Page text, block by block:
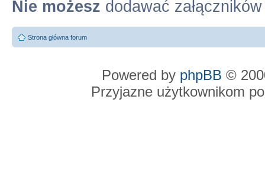
Nie możesz dodawać załączników
Strona główna forum
Powered by phpBB ©
Przyjazne użytkownikom